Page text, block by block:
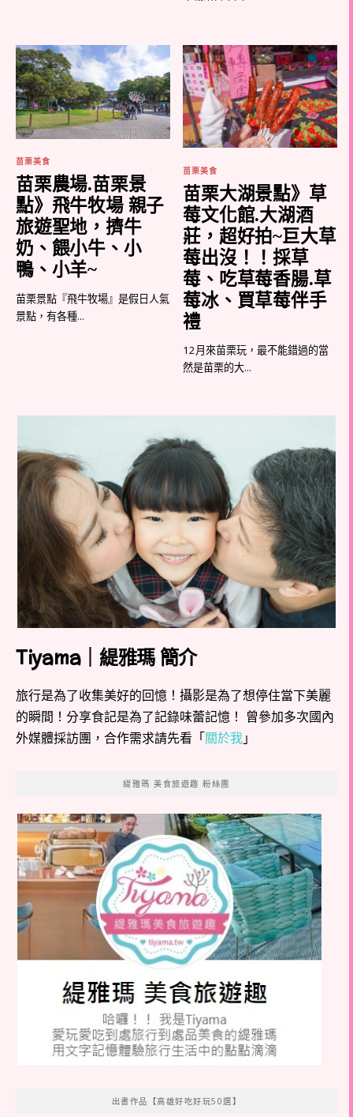
苗栗美食
苗栗農場.苗栗景
點》飛牛牧場 親子
旅遊聖地，擠牛
奶、餵小牛、小
鴨、小羊~
苗栗景點『飛牛牧場』是假日人氣
景點，有各種...
苗栗美食
苗栗大湖景點》草
莓文化館.大湖酒
莊，超好拍~巨大草
莓出沒！！採草
莓、吃草莓香腸.草
莓冰、買草莓伴手
禮
12月來苗栗玩，最不能錯過的當
然是苗栗的大...
Tiyama｜緹雅瑪 簡介
旅行是為了收集美好的回憶！攝影是為了想停住當下美麗
的瞬間！分享食記是為了記錄味蕾記憶！ 曾參加多次國內
外媒體採訪團，合作需求請先看「關於我」
緹雅瑪 美食旅遊趣 粉絲團
出書作品【高雄好吃好玩50選】